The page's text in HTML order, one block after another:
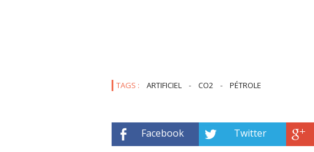
TAGS : ARTIFICIEL - CO2 - PÉTROLE
Facebook Twitter